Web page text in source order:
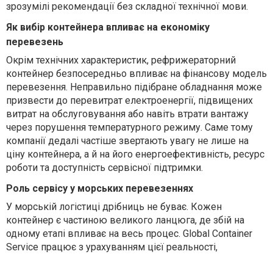
зрозумілі рекомендації без складної технічної мови.
Як вибір контейнера впливає на економіку
перевезень
Окрім технічних характеристик, рефрижераторний
контейнер безпосередньо впливає на фінансову модель
перевезення. Неправильно підібране обладнання може
призвести до перевитрат електроенергії, підвищених
витрат на обслуговування або навіть втрати вантажу
через порушення температурного режиму. Саме тому
компанії дедалі частіше звертають увагу не лише на
ціну контейнера, а й на його енергоефективність, ресурс
роботи та доступність сервісної підтримки.
Роль сервісу у морських перевезеннях
У морській логістиці дрібниць не буває. Кожен
контейнер є частиною великого ланцюга, де збій на
одному етапі впливає на весь процес. Global Container
Service працює з урахуванням цієї реальності,